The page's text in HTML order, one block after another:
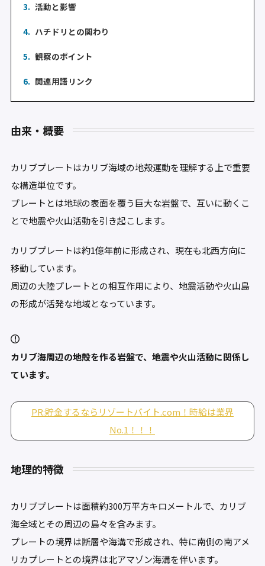
3. 活動と影響
4. ハチドリとの関わり
5. 観察のポイント
6. 関連用語リンク
由来・概要
カリブプレートはカリブ海域の地殻運動を理解する上で重要
な構造単位です。
プレートとは地球の表面を覆う巨大な岩盤で、互いに動くこ
とで地震や火山活動を引き起こします。
カリブプレートは約1億年前に形成され、現在も北西方向に
移動しています。
周辺の大陸プレートとの相互作用により、地震活動や火山島
の形成が活発な地域となっています。
カリブ海周辺の地殻を作る岩盤で、地震や火山活動に関係し
ています。
PR:貯金するならリゾートバイト.com！時給は業界
No.1！！！
地理的特徴
カリブプレートは面積約300万平方キロメートルで、カリブ
海全域とその周辺の島々を含みます。
プレートの境界は断層や海溝で形成され、特に南側の南アメ
リカプレートとの境界は北アマゾン海溝を伴います。